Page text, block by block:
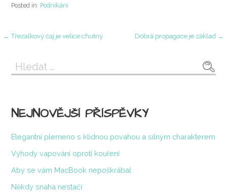
Posted in: Podnikání
Navigace
pro
příspěvek
← Třezalkový čaj je velice chutný Dobrá propagace je základ →
Vyhledávání
NEJNOVĚJŠÍ PŘÍSPĚVKY
Elegantní plemeno s klidnou povahou a silným charakterem
Výhody vapování oproti kouření
Aby se vám MacBook nepoškrábal
Někdy snaha nestačí